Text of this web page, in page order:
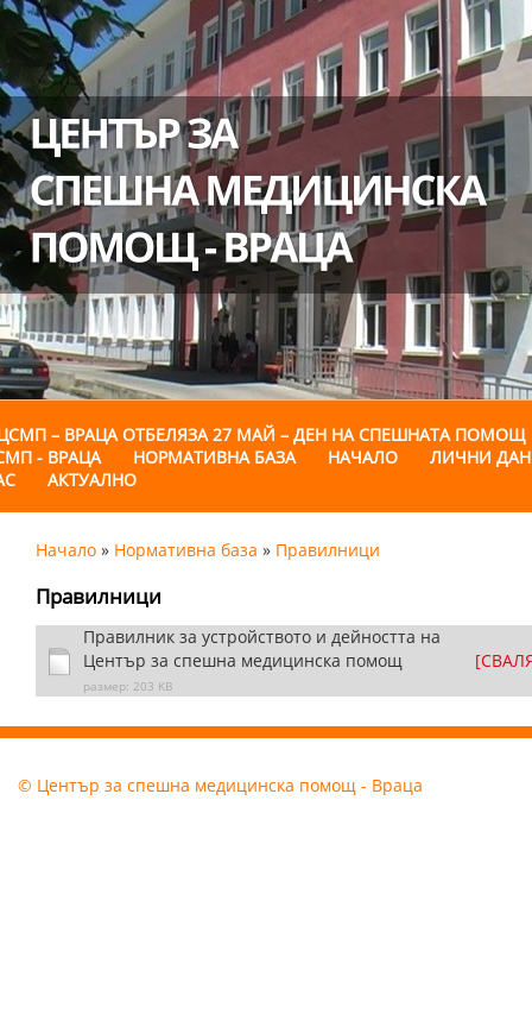
– ВРАЦА ОТБЕЛЯЗА 27 МАЙ – ДЕН НА СПЕШНАТА ПОМОЩ
- ВРАЦА
НОРМАТИВНА БАЗА НАЧАЛО
ЛИЧНИ
АКТУАЛНО
Начало » Нормативна база » Правилници
Правилници
Правилник за устройството и дейността на
Център за спешна медицинска помощ
размер: 203 KB
© Център за спешна медицинска помощ - Враца